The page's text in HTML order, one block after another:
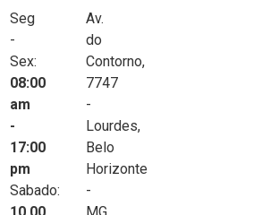
Seg
-
Sex:
08:00
am
-
17:00
pm
Sabado:
10.00
Av.
do
Contorno,
7747
-
Lourdes,
Belo
Horizonte
-
MG